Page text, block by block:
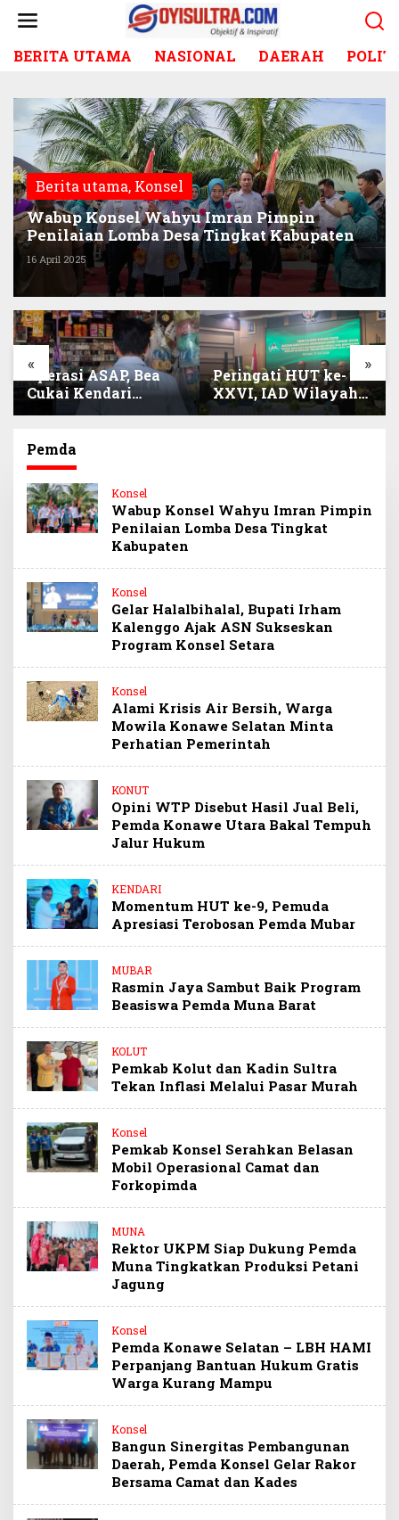
BERITA UTAMA NASIONAL DAERAH
Berita utama, Konsel
Wabup Konsel Wahyu Imran Pimpin
Penilaian Lomba Desa Tingkat Kabupaten
16 April 2025
« »
Operasi ASAP, Bea
Cukai Kendari
Selamatkan
Miliaran Rupiah
Melalui Penindakan
Barang Kena Cukai
Ilegal
Peringati HUT ke-
XXVI, IAD Wilayah
Sultra Beri Santunan
Pemda
Konsel
Wabup Konsel Wahyu Imran Pimpin
Penilaian Lomba Desa Tingkat
Kabupaten
Konsel
Gelar Halalbihalal, Bupati Irham
Kalenggo Ajak ASN Sukseskan
Program Konsel Setara
Konsel
Alami Krisis Air Bersih, Warga
Mowila Konawe Selatan Minta
Perhatian Pemerintah
KONUT
Opini WTP Disebut Hasil Jual Beli,
Pemda Konawe Utara Bakal Tempuh
Jalur Hukum
KENDARI
Momentum HUT ke-9, Pemuda
Apresiasi Terobosan Pemda Mubar
MUBAR
Rasmin Jaya Sambut Baik Program
Beasiswa Pemda Muna Barat
KOLUT
Pemkab Kolut dan Kadin Sultra
Tekan Inflasi Melalui Pasar Murah
Konsel
Pemkab Konsel Serahkan Belasan
Mobil Operasional Camat dan
Forkopimda
MUNA
Rektor UKPM Siap Dukung Pemda
Muna Tingkatkan Produksi Petani
Jagung
Konsel
Pemda Konawe Selatan – LBH HAMI
Perpanjang Bantuan Hukum Gratis
Warga Kurang Mampu
Konsel
Bangun Sinergitas Pembangunan
Daerah, Pemda Konsel Gelar Rakor
Bersama Camat dan Kades